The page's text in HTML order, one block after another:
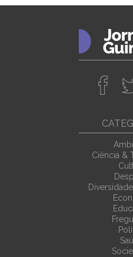
Ciência &